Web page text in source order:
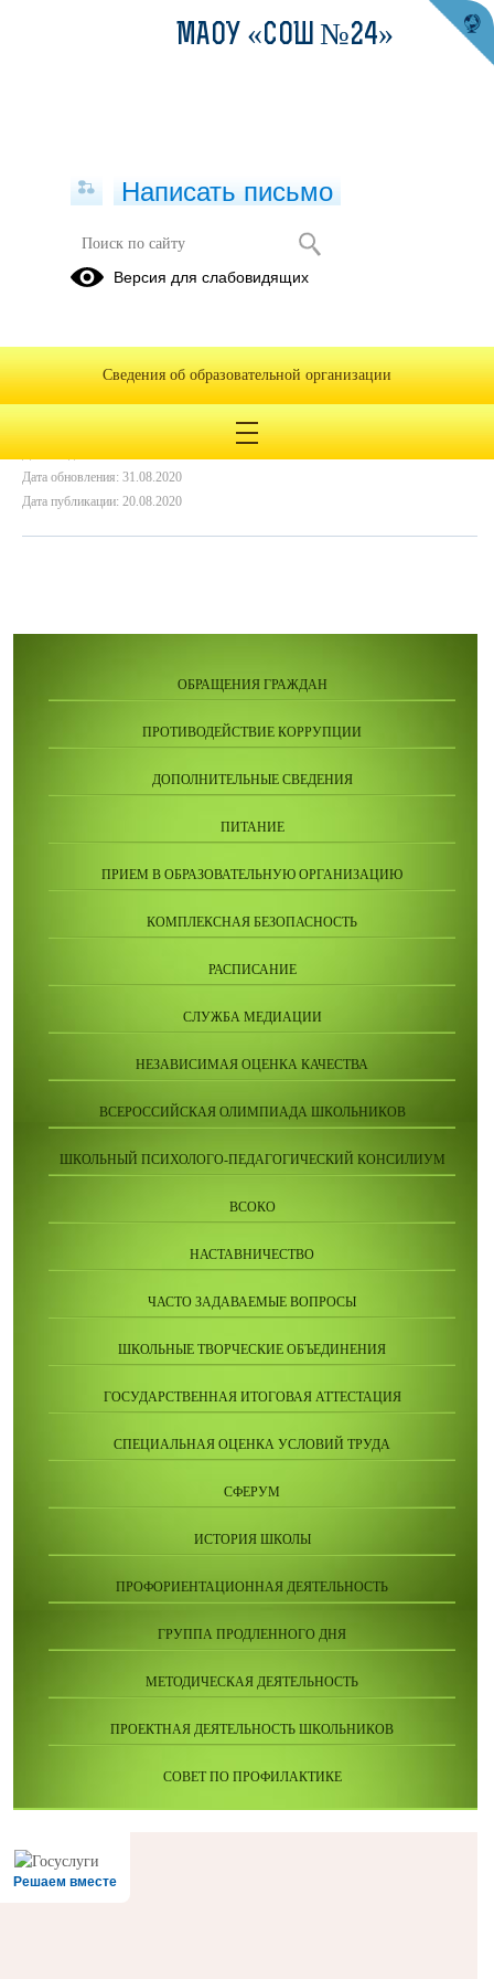
Перекличка
Дата обновления: 31.08.2020
Дата публикации: 20.08.2020
ОБРАЩЕНИЯ ГРАЖДАН
ПРОТИВОДЕЙСТВИЕ КОРРУПЦИИ
ДОПОЛНИТЕЛЬНЫЕ СВЕДЕНИЯ
ПИТАНИЕ
ПРИЕМ В ОБРАЗОВАТЕЛЬНУЮ ОРГАНИЗАЦИЮ
КОМПЛЕКСНАЯ БЕЗОПАСНОСТЬ
РАСПИСАНИЕ
СЛУЖБА МЕДИАЦИИ
НЕЗАВИСИМАЯ ОЦЕНКА КАЧЕСТВА
ВСЕРОССИЙСКАЯ ОЛИМПИАДА ШКОЛЬНИКОВ
ШКОЛЬНЫЙ ПСИХОЛОГО-ПЕДАГОГИЧЕСКИЙ КОНСИЛИУМ
ВСОКО
НАСТАВНИЧЕСТВО
ЧАСТО ЗАДАВАЕМЫЕ ВОПРОСЫ
ШКОЛЬНЫЕ ТВОРЧЕСКИЕ ОБЪЕДИНЕНИЯ
ГОСУДАРСТВЕННАЯ ИТОГОВАЯ АТТЕСТАЦИЯ
СПЕЦИАЛЬНАЯ ОЦЕНКА УСЛОВИЙ ТРУДА
СФЕРУМ
ИСТОРИЯ ШКОЛЫ
ПРОФОРИЕНТАЦИОННАЯ ДЕЯТЕЛЬНОСТЬ
ГРУППА ПРОДЛЕННОГО ДНЯ
МЕТОДИЧЕСКАЯ ДЕЯТЕЛЬНОСТЬ
ПРОЕКТНАЯ ДЕЯТЕЛЬНОСТЬ ШКОЛЬНИКОВ
СОВЕТ ПО ПРОФИЛАКТИКЕ
Решаем вместе
МАОУ «СОШ №24»
Написать письмо
Версия для слабовидящих
Сведения об образовательной организации